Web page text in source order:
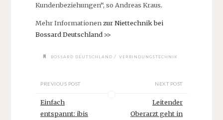
Kundenbeziehungen“, so Andreas Kraus.
Mehr Informationen zur Niettechnik bei
Bossard Deutschland >>
BOSSARD DEUTSCHLAND / VERBINDUNGSTECHNIK
PREVIOUS POST
Einfach
entspannt: ibis
NEXT POST
Leitender
Oberarzt geht in